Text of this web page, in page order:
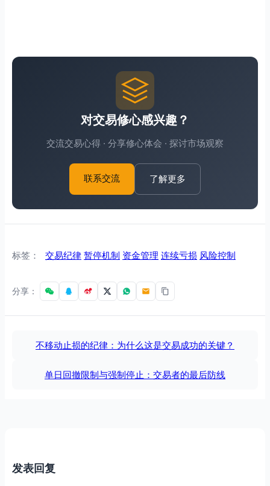
对交易修心感兴趣？
交流交易心得 · 分享修心体会 · 探讨市场观察
联系交流 了解更多
标签： 交易纪律 暂停机制 资金管理 连续亏损 风险控制
分享：
不移动止损的纪律：为什么这是交易成功的关键？
单日回撤限制与强制停止：交易者的最后防线
发表回复